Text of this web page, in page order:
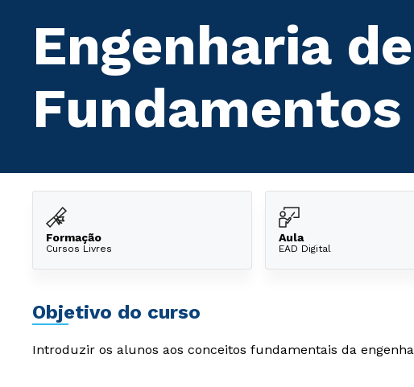
Engenharia
Fundamentos
Formação
Cursos Livres
Aula
EAD Digital
Objetivo do curso
Introduzir os alunos aos conceitos fundamentais da